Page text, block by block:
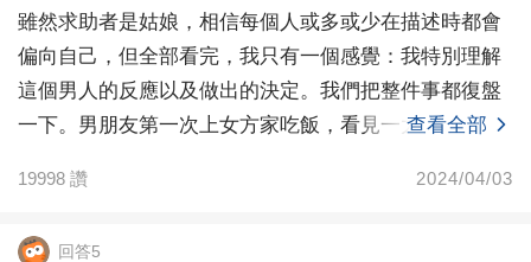
的不明白。而且退一萬步說，他也是跟我在一起，不是
跟我爸爸在一起，也不至于跟我分手吧 在一起快兩年
了。我有什麼辦法能改變他的想法，和跟他重新在一起
嗎？因為我真的很愛他，雖然那天不愉快，但是也不希
好，慣出來的）但是平時真的對我很好，人也干干凈凈
男生怎麼溝通 能讓他意識到他是跟我在一起，不是跟我
雖然求助者是姑娘，相信每個人或多或少在描述時都會
偏向自己，但全部看完，我只有一個感覺：我特別理解
這個男人的反應以及做出的決定。我們把整件事都復盤
一下。男朋友第一次上女方家吃飯，看見一大堆親戚，
查看全部
19998 讚 2024/04/03
回答5